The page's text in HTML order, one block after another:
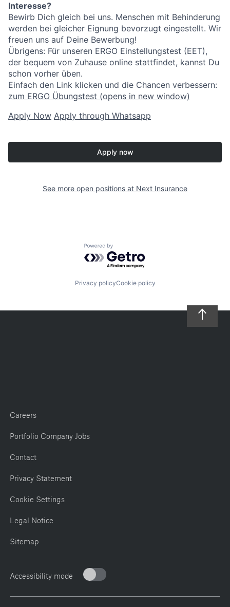
Interesse?
Bewirb Dich gleich bei uns. Menschen mit Behinderung
werden bei gleicher Eignung bevorzugt eingestellt. Wir
freuen uns auf Deine Bewerbung!
Übrigens: Für unseren ERGO Einstellungstest (EET),
der bequem von Zuhause online stattfindet, kannst Du
schon vorher üben.
Einfach den Link klicken und die Chancen verbessern:
zum ERGO Übungstest (opens in new window)
Apply Now Apply through Whatsapp
Apply now
See more open positions at Next Insurance
Powered by Getro.com
Privacy policyCookie policy
Careers
Portfolio Company Jobs
Contact
Privacy Statement
Cookie Settings
Legal Notice
Sitemap
Accessibility mode